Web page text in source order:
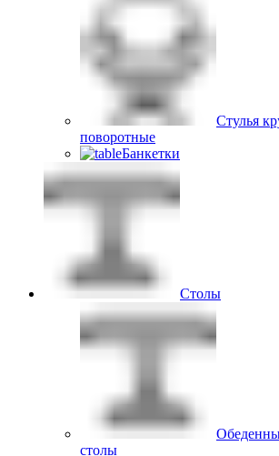
Стулья
поворотные
Банкетки
Столы
столы